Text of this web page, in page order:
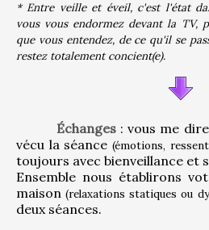
* Entre veille et éveil, c'est l'état
vous vous endormez devant la TV,
que vous entendez, de ce qu'il se
restez totalement concient(e).
Échanges : vous me
vécu la séance (émotions,
toujours avec bienveillance et
Ensemble nous établirons
maison (relaxations statiques ou
deux séances.